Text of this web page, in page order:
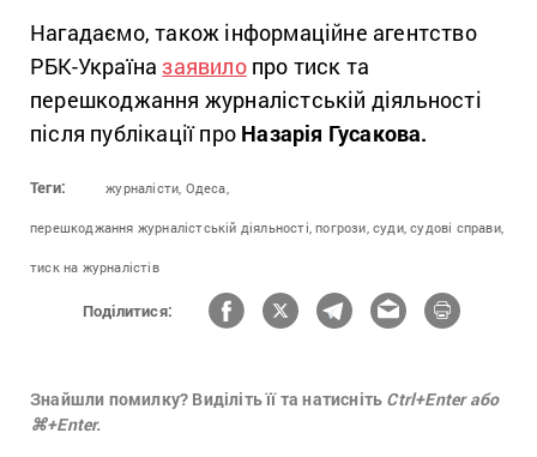
Нагадаємо, також інформаційне агентство
РБК-Україназаявилопро тиск та
перешкоджання журналістській діяльності
після публікації про Назарія Гусакова.
Теги: журналісти, Одеса,
перешкоджання журналістській діяльності, погрози, суди, судові справи,
тиск на журналістів
Поділитися:
Знайшли помилку? Виділіть її та натисніть Ctrl+Enter або
⌘+Enter.